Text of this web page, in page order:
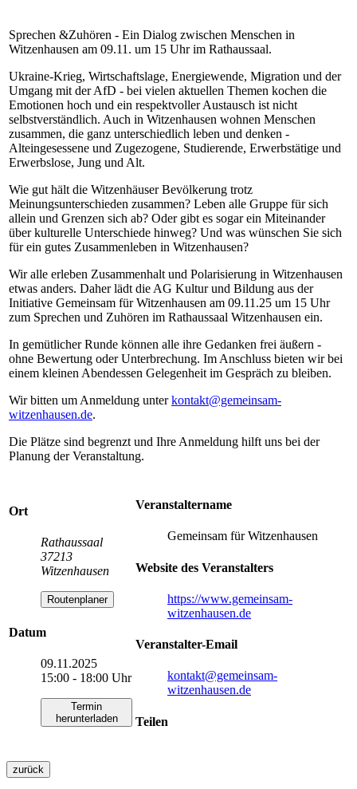
Sprechen &Zuhören - Ein Dialog zwischen Menschen in
Witzenhausen am 09.11. um 15 Uhr im Rathaussaal.
Ukraine-Krieg, Wirtschaftslage, Energiewende, Migration und der
Umgang mit der AfD - bei vielen aktuellen Themen kochen die
Emotionen hoch und ein respektvoller Austausch ist nicht
selbstverständlich. Auch in Witzenhausen wohnen Menschen
zusammen, die ganz unterschiedlich leben und denken -
Alteingesessene und Zugezogene, Studierende, Erwerbstätige und
Erwerbslose, Jung und Alt.
Wie gut hält die Witzenhäuser Bevölkerung trotz
Meinungsunterschieden zusammen? Leben alle Gruppe für sich
allein und Grenzen sich ab? Oder gibt es sogar ein Miteinander
über kulturelle Unterschiede hinweg? Und was wünschen Sie sich
für ein gutes Zusammenleben in Witzenhausen?
Wir alle erleben Zusammenhalt und Polarisierung in Witzenhausen
etwas anders. Daher lädt die AG Kultur und Bildung aus der
Initiative Gemeinsam für Witzenhausen am 09.11.25 um 15 Uhr
zum Sprechen und Zuhören im Rathaussaal Witzenhausen ein.
In gemütlicher Runde können alle ihre Gedanken frei äußern -
ohne Bewertung oder Unterbrechung. Im Anschluss bieten wir bei
einem kleinen Abendessen Gelegenheit im Gespräch zu bleiben.
Wir bitten um Anmeldung unterkontakt@gemeinsam-
witzenhausen.de.
Die Plätze sind begrenzt und Ihre Anmeldung hilft uns bei der
Planung der Veranstaltung.
Ort
Rathaussaal
37213
Witzenhausen
Routenplaner
Datum
09.11.2025
15:00 - 18:00 Uhr
Termin
herunterladen
Veranstaltername
Gemeinsam für Witzenhausen
Website des Veranstalters
https://www.gemeinsam-
witzenhausen.de
Veranstalter-Email
kontakt@gemeinsam-
witzenhausen.de
Teilen
zurück